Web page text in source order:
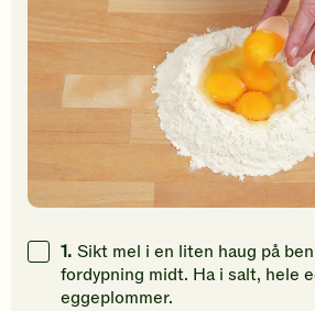
vurdering.
vurdering.
1. Sikt mel i en liten haug på
fordypning midt. Ha i salt, hele
eggeplommer.